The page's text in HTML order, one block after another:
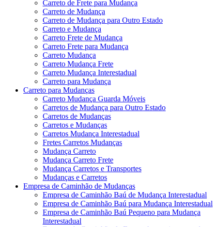
Carreto de Frete para Mudança
Carreto de Mudança
Carreto de Mudança para Outro Estado
Carreto e Mudança
Carreto Frete de Mudança
Carreto Frete para Mudança
Carreto Mudança
Carreto Mudança Frete
Carreto Mudança Interestadual
Carreto para Mudança
Carreto para Mudanças
Carreto Mudança Guarda Móveis
Carretos de Mudança para Outro Estado
Carretos de Mudanças
Carretos e Mudanças
Carretos Mudança Interestadual
Fretes Carretos Mudanças
Mudança Carreto
Mudança Carreto Frete
Mudança Carretos e Transportes
Mudanças e Carretos
Empresa de Caminhão de Mudanças
Empresa de Caminhão Baú de Mudança Interestadual
Empresa de Caminhão Baú para Mudança Interestadual
Empresa de Caminhão Baú Pequeno para Mudança
Interestadual